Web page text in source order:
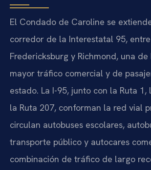
El Condado de Caroline se
corredor de la Interestatal 95, entre
Fredericksburg y Richmond, una
mayor tráfico comercial y de
estado. La I-95, junto con la Ruta 1,
la Ruta 207, conforman la red vial
circulan autobuses escolares,
transporte público y autocares
combinación de tráfico de largo